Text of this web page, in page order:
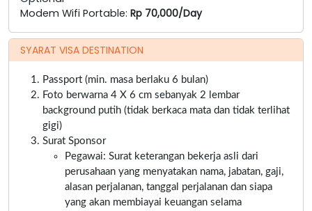
Modem Wifi Portable: Rp 70,000/Day
SYARAT VISA DESTINATION
Passport (min. masa berlaku 6 bulan)
Foto berwarna 4 X 6 cm sebanyak 2 lembar
background putih (tidak berkaca mata dan tidak terlihat
gigi)
Surat Sponsor
Pegawai: Surat keterangan bekerja asli dari
perusahaan yang menyatakan nama, jabatan, gaji,
alasan perjalanan, tanggal perjalanan dan siapa
yang akan membiayai keuangan selama